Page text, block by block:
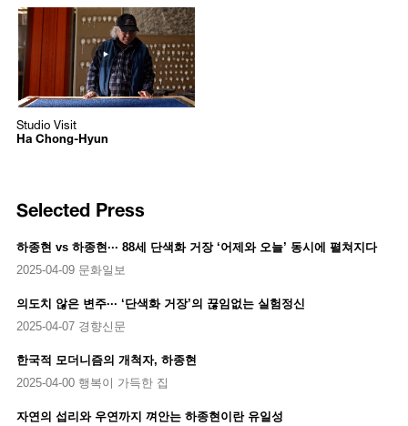
wooden slats into uniform strips and wrapping each strip with
(traditional Korean paper), cotton, hemp, or canvas fabric that has
been painted with ink or paint. After that, the artist arranges them
orderly one by one on the canvas: he places one wooden strip, and
then oil paint is applied to the side of the strip in the middle so that the
paint seeps through the gaps when another wood strip is placed next
to it. Ha Chong-Hyun diversifies his use of repetitive form and nuance
by adding these dynamic rhythms and liveliness to the painting’s
Conjunctionseries through the convergence of flat framed canvas and
choices beyond its historical and cultural constraints.
confined to a single category, focusing instead on exploring materials
Not only has he resisted traditional definitions, but he also liberated
himself from his own established methods and techniques. It is in the
alongside Park Seo-Bo, Lee Ufan, and Kwon Young-Woo, his recent
explorations—including thePost-Conjunctionand colorful
하고 가장자리에 유화 물감을 짠 다음 또 다른 나무 조각을 붙여 물감이
나무 조각 사이로 눌리며 스며 나오도록 하는 일련의 방식을 반복한다.
하종현은 이렇게 스며 나온 물감 위에 스크래치를 하거나 유화 물감으
로 덧칠하는 등 화면에 리듬감과 율동감을 더함으로써 형태와 뉘앙스를
다각화한다. 그가 일컬은 “만선의 기쁨”이란 곧 평면과 조각적 요소의
만남, 시대적 의미에 국한되지 않는 재료로의 확장 등 〈접합〉의 범주
를 확장해 나가는 작가로서의 성취감에 대한 표현이기도 하다.
해온 작업 방식으로부터의 탈피이기도 하다. 박서보, 이우환, 권영우 등
합〉이나 다채색의 〈접합〉을 통해 단색화라는 틀을 넘어 시대의 흐름
을 담아내고자 하는 것 역시 같은 맥락이라 볼 수 있다. 바꾸어 말하면,
체와 유화물감의 접합, 평면과 오브제의 접합, 회화적 재료와 시대적 배
경의 접합 등 광범위한 범주를 아우르는 넓은 의미에서 하나의 방법론
한편 현재 아트선재센터에서는 하종현이 홍익대학교를 졸업한 1959년
명하는 개인전 《하종현 5975》가 진행중이다. 이 전시는 하종현이 다
290
https://www.youtube.com/embed/d6pRMb-k6n0?autoplay=1
/upload/media/250f8b290acfee100fa61d98ebac5891.jpg
Ha Chong-Hyun
Ha Chong-Hyun
Studio Visit
Studio Visit
Ha Chong-Hyun
Selected Press
하종현 vs 하종현··· 88세 단색화 거장 ‘어제와 오늘’ 동시에 펼쳐지다
2025-04-09 문화일보
의도치 않은 변주··· ‘단색화 거장’의 끊임없는 실험정신
2025-04-07 경향신문
한국적 모더니즘의 개척자, 하종현
2025-04-00 행복이 가득한 집
자연의 섭리와 우연까지 껴안는 하종현이란 유일성